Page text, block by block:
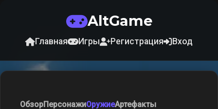
AltGame
Главная Игры Регистрация Вход
ОбзорПерсонажиОружиеАртефакты